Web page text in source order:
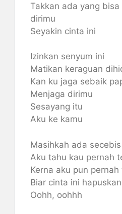
Takkan ada yang bisa
dirimu
Seyakin cinta ini
Izinkan senyum ini
Matikan keraguan
Kan ku jaga sebaik
Menjaga dirimu
Sesayang itu
Aku ke kamu
Masihkah ada
Aku tahu kau pernah
Kerna aku pun pernah
Biar cinta ini
Oohh, oohhh